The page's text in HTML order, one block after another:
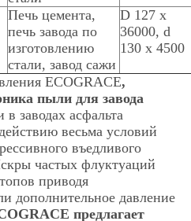
Печь цемента,
печь завода по
изготовлению
стали, завод сажи
D 127 x
36000, d
130 x 4500
ECOGRACE,
пыли для завода
заводах асфальта
весьма условий
въедливого
частых флуктуаций
приводя
дополнительное давление
предлагает